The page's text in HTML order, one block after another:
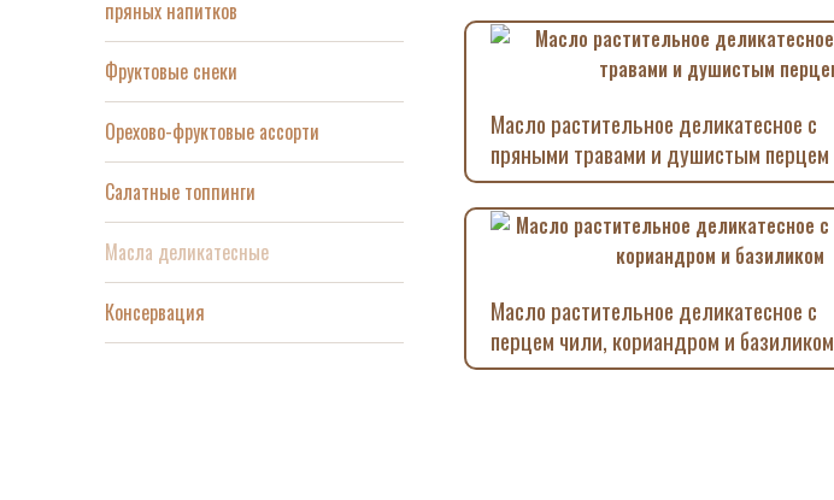
пряных напитков
Фруктовые снеки
Орехово-фруктовые ассорти
Салатные топпинги
Масла деликатесные
Консервация
Масло растительное деликатесное с
пряными травами и душистым перцем
Масло растительное деликатесное с
перцем чили, кориандром и базиликом